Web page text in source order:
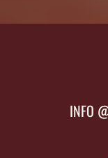
INFO